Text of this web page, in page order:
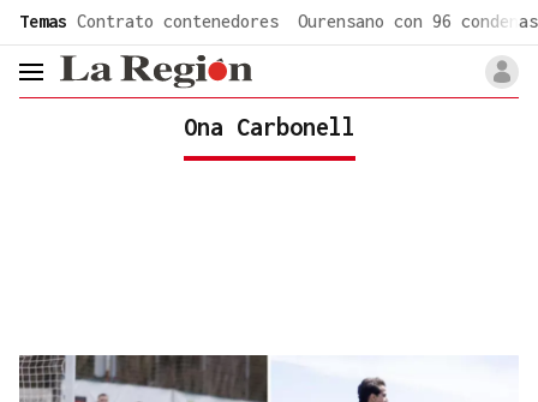
Temas Contrato contenedores Ourensano con 96 condenas
header.menu.open
Ona Carbonell